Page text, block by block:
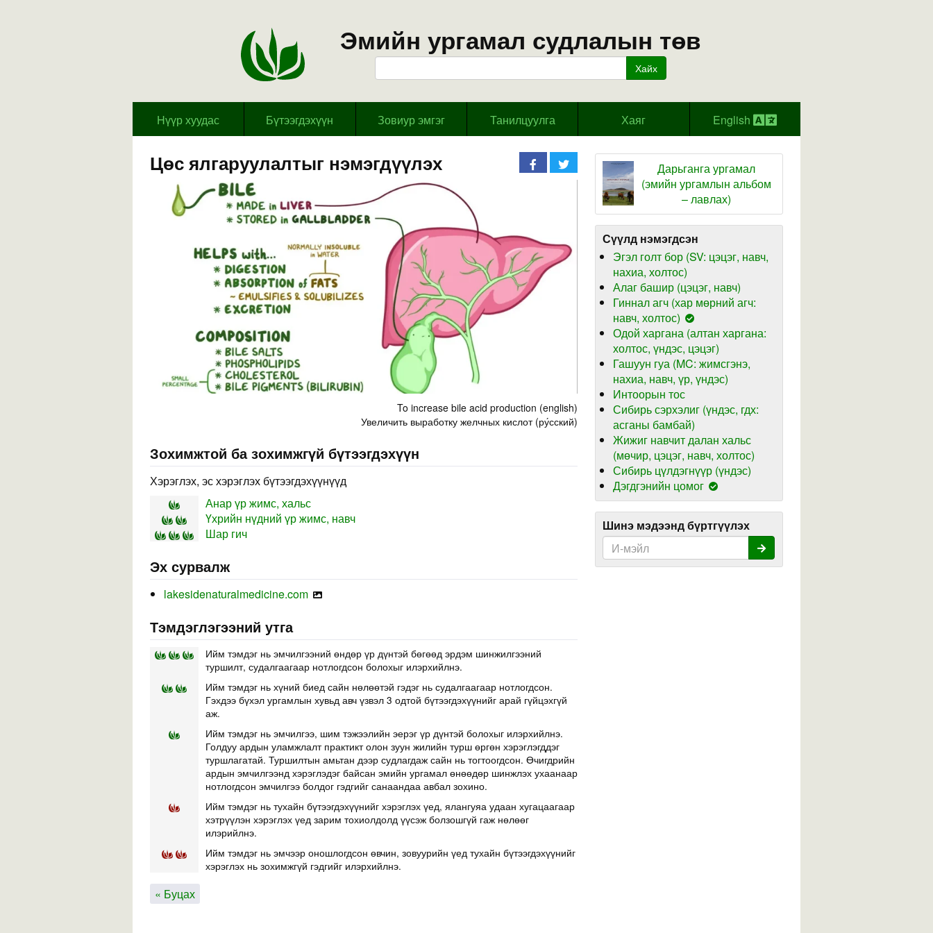
Эмийн ургамал судлалын төв
Хайх
Hүүр хуудас Бүтээгдэхүүн Зовиур эмгэг Танилцуулга Хаяг English
Цөс ялгаруулалтыг нэмэгдүүлэх
To increase bile acid production (english)
Увеличить выработку желчных кислот (ру́сский)
Зохимжтой ба зохимжгүй бүтээгдэхүүн
Хэрэглэх, эс хэрэглэх бүтээгдэхүүнүүд
Анар үр жимс, хальс
Үхрийн нүдний үр жимс, навч
Шар гич
Эх сурвалж
lakesidenaturalmedicine.com
Тэмдэглэгээний утга
Ийм тэмдэг нь эмчилгээний өндөр үр дүнтэй бөгөөд эрдэм шинжилгээний
туршилт, судалгаагаар нотлогдсон болохыг илэрхийлнэ.
Ийм тэмдэг нь хүний биед сайн нөлөөтэй гэдэг нь судалгаагаар нотлогдсон.
Гэхдээ бүхэл ургамлын хувьд авч үзвэл 3 одтой бүтээгдэхүүнийг арай гүйцэхгүй
аж.
Ийм тэмдэг нь эмчилгээ, шим тэжээлийн эерэг үр дүнтэй болохыг илэрхийлнэ.
Голдуу ардын уламжлалт практикт олон зуун жилийн турш өргөн хэрэглэгддэг
туршлагатай. Туршилтын амьтан дээр судлагдаж сайн нь тогтоогдсон. Өчигдрийн
ардын эмчилгээнд хэрэглэдэг байсан эмийн ургамал өнөөдөр шинжлэх ухаанаар
нотлогдсон эмчилгээ болдог гэдгийг санаандаа авбал зохино.
Ийм тэмдэг нь тухайн бүтээгдэхүүнийг хэрэглэх үед, ялангуяа удаан хугацаагаар
хэтрүүлэн хэрэглэх үед зарим тохиолдолд үүсэж болзошгүй гаж нөлөөг
илэрийлнэ.
Ийм тэмдэг нь эмчээр оношлогдсон өвчин, зовуурийн үед тухайн бүтээгдэхүүнийг
хэрэглэх нь зохимжгүй гэдгийг илэрхийлнэ.
« Буцах
Дарьганга ургамал
(эмийн ургамлын альбом
– лавлах)
Сүүлд нэмэгдсэн
Эгэл голт бор (SV: цэцэг, навч,
нахиа, холтос)
Алаг башир (цэцэг, навч)
Гиннал агч (хар мөрний агч:
навч, холтос)
Одой харгана (алтан харгана:
холтос, үндэс, цэцэг)
Гашуун гуа (MC: жимсгэнэ,
нахиа, навч, үр, үндэс)
Интоорын тос
Сибирь сэрхэлиг (үндэс, гдх:
асганы бамбай)
Жижиг навчит далан хальс
(мөчир, цэцэг, навч, холтос)
Сибирь цүлдэгнүүр (үндэс)
Дэгдгэнийн цомог
Шинэ мэдээнд бүртгүүлэх